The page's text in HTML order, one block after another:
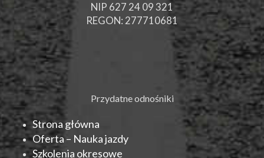
NIP 627 24 09 321
REGON: 277710681
Przydatne odnośniki
Strona główna
Oferta – Nauka jazdy
Szkolenia okresowe